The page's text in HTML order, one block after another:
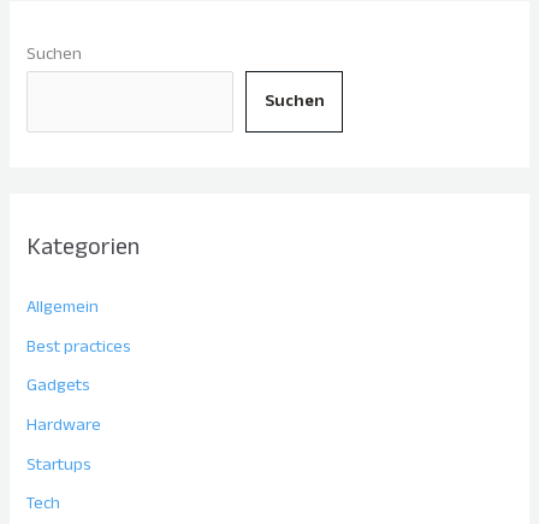
Suchen
Suchen
Kategorien
Allgemein
Best practices
Gadgets
Hardware
Startups
Tech